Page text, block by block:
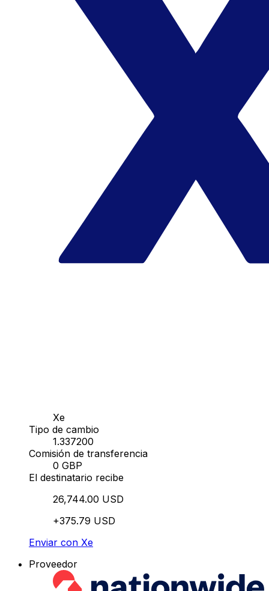
Xe
Tipo de cambio
1.337200
Comisión de transferencia
0 GBP
El destinatario recibe
26,744.00 USD
+375.79 USD
Enviar con Xe
Proveedor